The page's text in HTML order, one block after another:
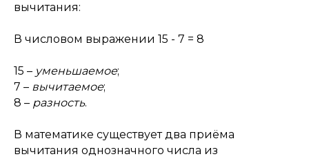
вычитания:
В числовом выражении 15 - 7 = 8
15 – уменьшаемое;
7 – вычитаемое;
8 – разность.
В математике существует два приёма
вычитания однозначного числа из